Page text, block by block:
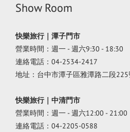
Show Room
快樂旅行｜潭子門市
營業時間：週一 - 週六9:30 - 18:30
連絡電話：04-2534-2417
地址：台中市潭子區雅潭路二段225
快樂旅行｜中清門市
營業時間：週一 - 週六12:00 - 21:00
連絡電話：04-2205-0588